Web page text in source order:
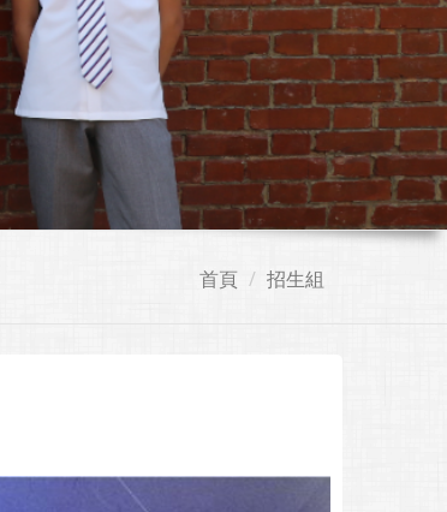
首頁 招生組